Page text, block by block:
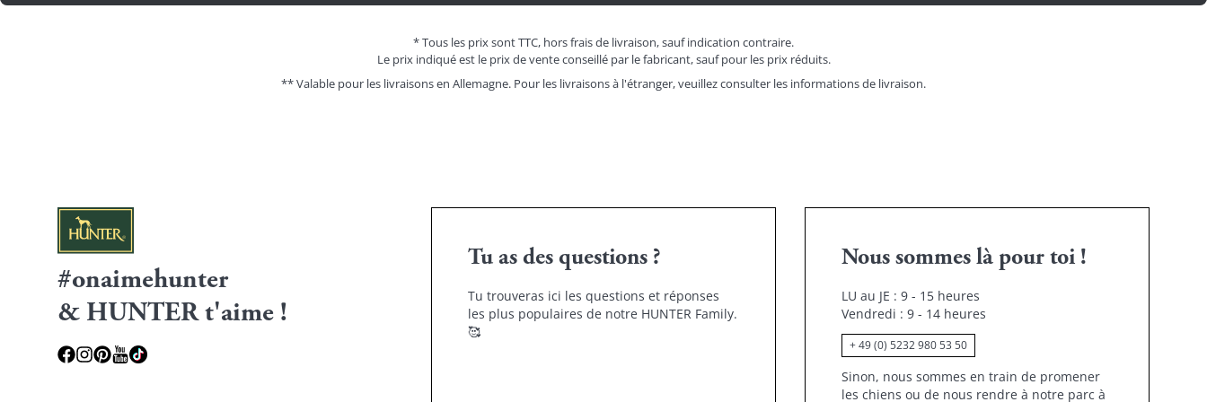
* Tous les prix sont TTC, hors frais de livraison, sauf indication contraire.
Le prix indiqué est le prix de vente conseillé par le fabricant, sauf pour les prix réduits.
** Valable pour les livraisons en Allemagne. Pour les livraisons à l'étranger, veuillez consulter les informations de livraison.
#onaimehunter
& HUNTER t'aime !
Tu as des questions ?
Tu trouveras ici les questions et réponses
les plus populaires de notre HUNTER Family.
🥰
Nous sommes là pour toi !
LU au JE : 9 - 15 heures
Vendredi : 9 - 14 heures
+ 49 (0) 5232 980 53 50
Sinon, nous sommes en train de promener
les chiens ou de nous rendre à notre parc à